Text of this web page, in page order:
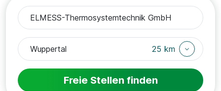
25 km
Freie Stellen finden